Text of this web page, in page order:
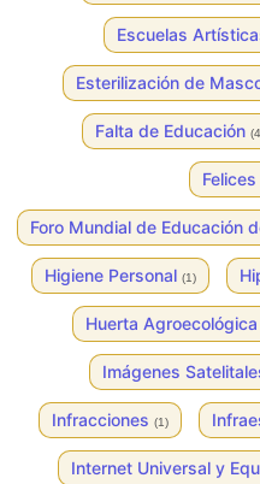
Escuelas
Esterilización de
Falta de Educación
Foro Mundial de Educación
Higiene Personal (1)
Huerta Agroecológica
Imágenes
Infracciones (1)
Internet Universal y